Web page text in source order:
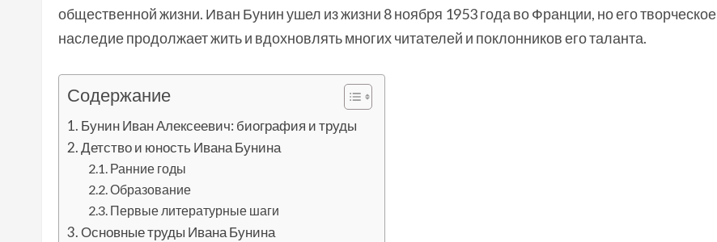
общественной жизни. Иван Бунин ушел из жизни 8 ноября 1953 года во Франции, но его творческое
наследие продолжает жить и вдохновлять многих читателей и поклонников его таланта.
Содержание
Бунин Иван Алексеевич: биография и труды
Детство и юность Ивана Бунина
Ранние годы
Образование
Первые литературные шаги
Основные труды Ивана Бунина